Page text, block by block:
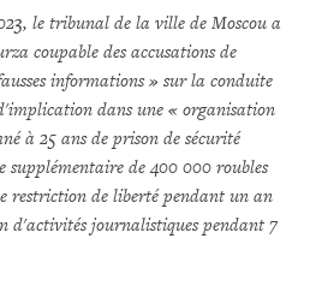
le tribunal de la ville de Moscou a
coupable des accusations de
informations » sur la conduite
d'implication dans une « organisation
à 25 ans de prison de sécurité
supplémentaire de 400 000 roubles
restriction de liberté pendant un an
d'activités journalistiques pendant 7